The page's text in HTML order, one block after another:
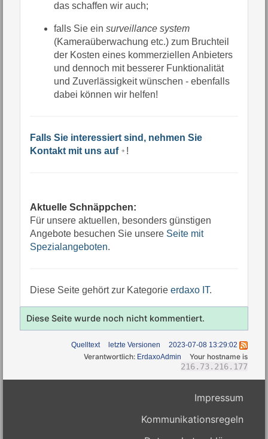
das schaffen wir auch;
falls Sie ein surveillance system
(Kameraüberwachung etc.) zum Bruchteil
der Kosten eines kommerziellen Anbieters
und dennoch mit besserer Funktionalität
und Zuverlässigkeit wünschen - ebenfalls
dabei können wir helfen!
Falls Sie interessiert sind, nehmen Sie
Kontakt mit uns auf
!
Aktuelle Schnäppchen:
Für unsere aktuellen, besonders günstigen
Angebote besuchen Sie unsere Seite mit
Spezialangeboten.
Diese Seite gehört zur Kategorie erdaxo IT.
Diese Seite wurde noch nicht kommentiert.
Quelltext letzte Versionen 2023-07-08 13:29:02
Verantwortlich: ErdaxoAdmin Your hostname is
216.73.216.177
Impressum
Kommunikationsregeln